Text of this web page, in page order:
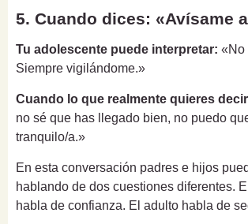
5. Cuando dices: «Avísame
Tu adolescente puede interpretar: «No
Siempre vigilándome.»
Cuando lo que realmente quieres
no sé que has llegado bien, no puedo
tranquilo/a.»
En esta conversación padres e hijos
hablando de dos cuestiones diferentes.
habla de confianza. El adulto habla de